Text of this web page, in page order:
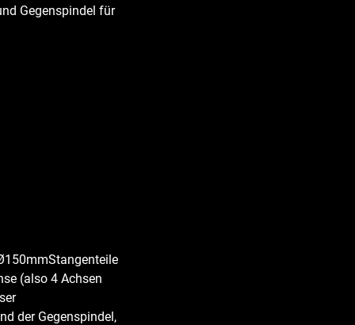
Gegenspindel für
(also 4 Achsen
der Gegenspindel,